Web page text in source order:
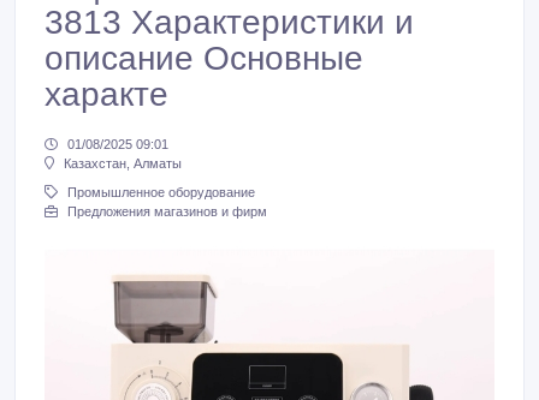
3813 Характеристики и
описание Основные
характе
01/08/2025 09:01
Казахстан, Алматы
Промышленное оборудование
Предложения магазинов и фирм